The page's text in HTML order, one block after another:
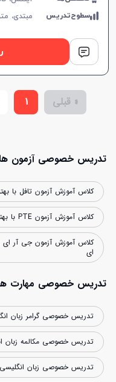
سطوح‌تدریس مبتدی،
« قبلی 1
تدریس خصوصی آزمون
کلاس آموزش آزمون تافل با
کلاس آموزش آزمون PTE با بهترین اساتید تدریس خصوصی PTE
کلاس آموزش آزمون جی آر
ای
تدریس خصوصی مهارت
تدریس خصوصی گرامر زبان
تدریس خصوصی مکالمه زبان
تدریس خصوصی زبان